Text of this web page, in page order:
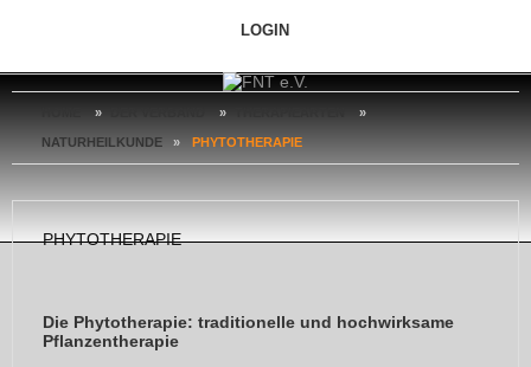
LOGIN
» » »
NATURHEILKUNDE » PHYTOTHERAPIE
PHYTOTHERAPIE
Die Phytotherapie: traditionelle und hochwirksame
Pflanzentherapie